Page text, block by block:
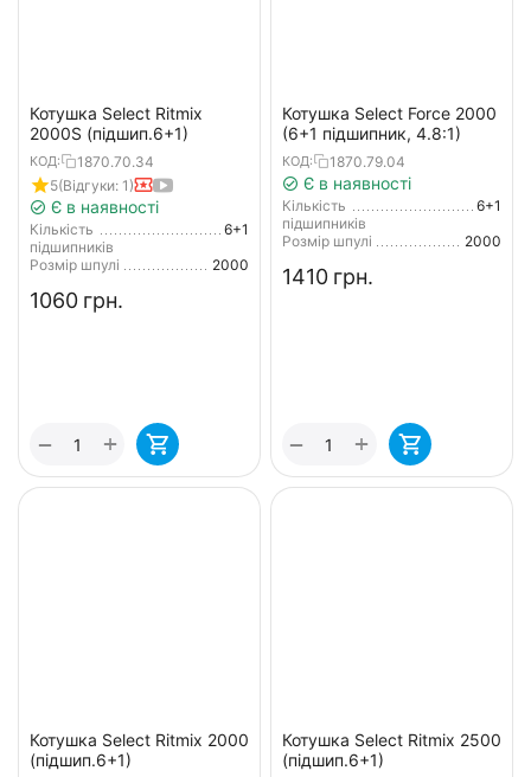
Котушка Select Ritmix
2000S (підшип.6+1)
КОД:
1870.70.34
5(Відгуки: 1)
Є в наявності
Кількість
підшипників
6+1
Розмір шпулі
2000
‍1060‍ грн.
+
−
Котушка Select Force 2000
(6+1 підшипник, 4.8:1)
КОД: 1870.79.04
Є в наявності
Кількість
підшипників
6+1
Розмір шпулі
2000
‍1410‍ грн.
+
−
Котушка Select Ritmix 2000
(підшип.6+1)
Котушка Select Ritmix 2500
(підшип.6+1)